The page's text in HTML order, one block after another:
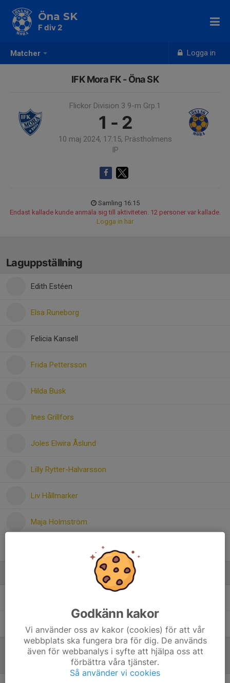
Matcher Logga in
Öna SK
F div 2
IFK Mora FK - Öna SK
Flickor Division 3 9-m Grp.1
1 - 2
10 maj 2024, 17:15, Prästholmens
IP
Samling 16:15
Endast kallade kunde anmäla sig till aktiviteten. 12 personer var kallade.
Logga in här
Laguppställning
Edith Estéen
Elsa Runeborg
Felicia Kansell
Frida Pettersson
Hilda Busk
Ines Grillfors
Joles Elwira Åslund
Lilly Rytter-Halvarsson
Liv Hållmarker
Maja Holmström
Godkänn kakor
Vi använder oss av kakor (cookies) för att vår
webbplats ska fungera bra för dig. De används
även för webbanalys i syfte att hjälpa oss att
förbättra våra tjänster.
Så använder vi cookies